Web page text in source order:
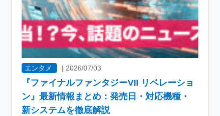
エンタメ |2026/07/03
『ファイナルファンタジーVII リベレーショ
ン』最新情報まとめ：発売日・対応機種・
新システムを徹底解説